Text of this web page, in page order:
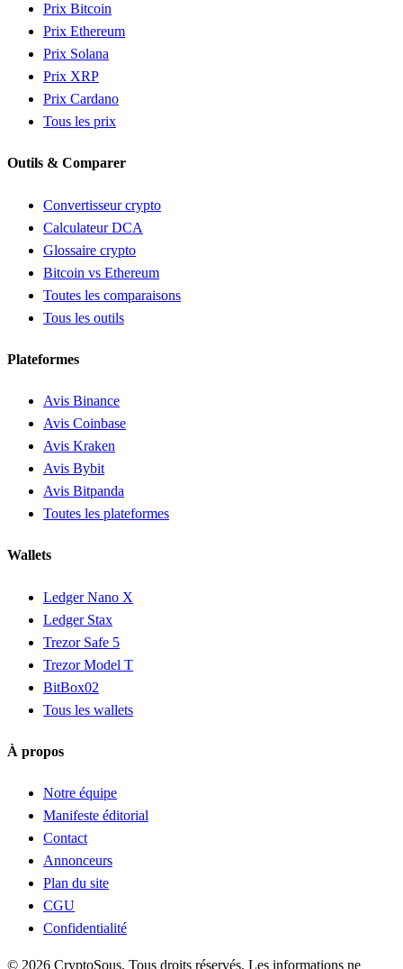
Prix Bitcoin
Prix Ethereum
Prix Solana
Prix XRP
Prix Cardano
Tous les prix
Outils & Comparer
Convertisseur crypto
Calculateur DCA
Glossaire crypto
Bitcoin vs Ethereum
Toutes les comparaisons
Tous les outils
Plateformes
Avis Binance
Avis Coinbase
Avis Kraken
Avis Bybit
Avis Bitpanda
Toutes les plateformes
Wallets
Ledger Nano X
Ledger Stax
Trezor Safe 5
Trezor Model T
BitBox02
Tous les wallets
À propos
Notre équipe
Manifeste éditorial
Contact
Annonceurs
Plan du site
CGU
Confidentialité
© 2026 CryptoSous. Tous droits réservés. Les informations ne